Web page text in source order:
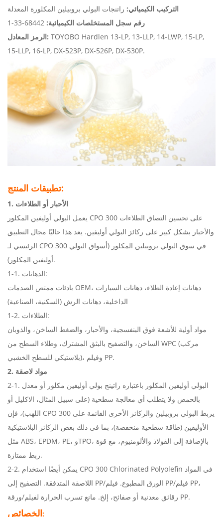
التركيب الكيميائي: راتنجات البولي بروبيلين المكلورة المعدلة
رقم سجل المستخلصات الكيميائية:
الرمز المعادل: TOYOBO Hardlen 13-LP, 13-LLP, 14-LWP, 15-LP,
15-LLP, 16-LP, DX-523P, DX-526P, DX-530P.
تطبيقات المنتج:
1. الأحبار أو الطلاءات
يعمل البولي أوليفين المكلور CPO 300 على تحسين التصاق الطلاءات
والأحبار بشكل كبير على ركائز البولي أوليفين. يعد هذا حاليًا مجال التطبيق
الرئيسي لـ CPO 300 في سوق البولي بروبيلين المكلور (أسواق البولي
أوليفين المكلور).
1-1. الدهانات:
بادئات ممتص الصدمات OEM، دهانات إعادة الطلاء، دهانات السيارات
الداخلية، دهانات الرش (السكنية، الصناعية)
1-2. الطلاءات:
مواد أولية للأشعة فوق البنفسجية، والأحبار، والضغط الساخن، والذوبان
الساخن، والتصفيح بالبثق المشترك، وطلاء السطح من WPC (مركب
بلاستيكي للسطح الخشبي)، وفيلم PP.
2. مواد لاصقة
2-1. البولي أوليفين المكلور باعتباره راتينج بولي أوليفين مكلور أو معدل
بالحمض ولا يتطلب أي معالجة سطحية (على سبيل المثال، الاكليل أو
اللهب)، فإن CPO 300 يربط البولي بروبيلين والركائز الأخرى القائمة على
الأوليفين (طاقة سطحية منخفضة)، بما في ذلك بعض الركائز البلاستيكية
مثل ABS، EPDM، PE، وTPO، بالإضافة إلى الفولاذ والألومنيوم، مع قوة
ربط ممتازة.
2-2. يمكن أيضًا استخدام CPO 300 Chlorinated Polyolefin في المواد
اللاصقة المتدفقة. التصفيح إلى PP/الورق المطبوع. فيلم PP/فيلم PP،
رقائق معدنية أو صفائح، إلخ. مانع تسرب الحرارة لفيلم/ورقة PP.
الخصائص: